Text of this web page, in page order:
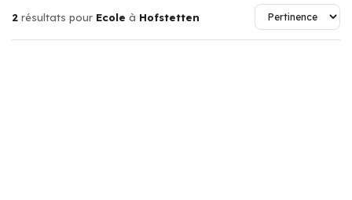
2 résultats pour Ecole à Hofstetten